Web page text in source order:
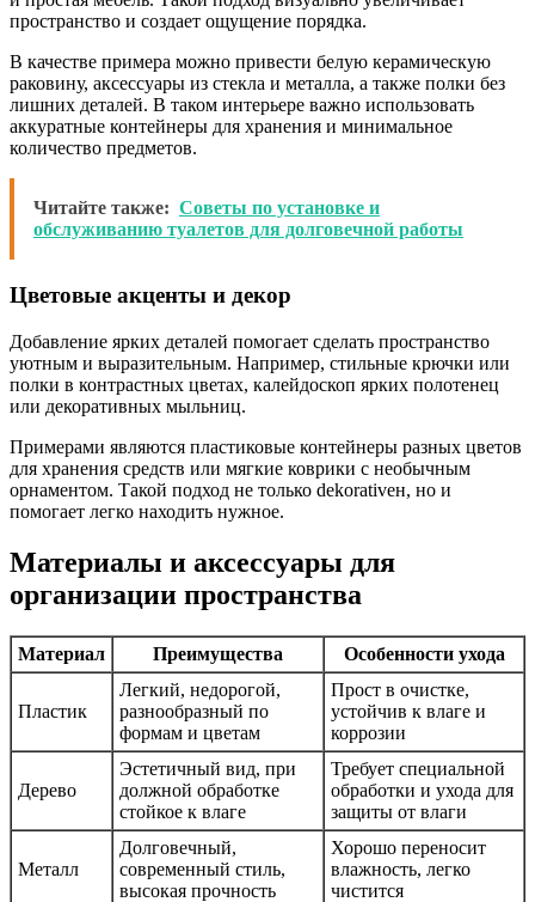
пространство и создает ощущение порядка.
В качестве примера можно привести белую керамическую
раковину, аксессуары из стекла и металла, а также полки без
лишних деталей. В таком интерьере важно использовать
аккуратные контейнеры для хранения и минимальное
количество предметов.
Читайте также: Советы по установке и
обслуживанию туалетов для долговечной работы
Цветовые акценты и декор
Добавление ярких деталей помогает сделать пространство
уютным и выразительным. Например, стильные крючки или
полки в контрастных цветах, калейдоскоп ярких полотенец
или декоративных мыльниц.
Примерами являются пластиковые контейнеры разных цветов
для хранения средств или мягкие коврики с необычным
орнаментом. Такой подход не только dekorativен, но и
помогает легко находить нужное.
Материалы и аксессуары для
организации пространства
Материал Преимущества Особенности ухода
Пластик
Легкий, недорогой,
разнообразный по
формам и цветам
Прост в очистке,
устойчив к влаге и
коррозии
Дерево
Эстетичный вид, при
должной обработке
стойкое к влаге
Требует специальной
обработки и ухода для
защиты от влаги
Металл
Долговечный,
современный стиль,
высокая прочность
Хорошо переносит
влажность, легко
чистится